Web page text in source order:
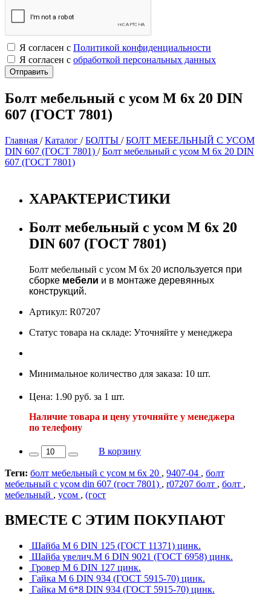
Я согласен с Политикой конфиденциальности
Я согласен с обработкой персональных данных
Болт мебельный с усом М 6х 20 DIN
607 (ГОСТ 7801)
Главная /Каталог /БОЛТЫ /БОЛТ МЕБЕЛЬНЫЙ С УСОМ
DIN 607 (ГОСТ 7801) /Болт мебельный с усом М 6х 20 DIN
607 (ГОСТ 7801)
ХАРАКТЕРИСТИКИ
Болт мебельный с усом М 6х 20
DIN 607 (ГОСТ 7801)
Болт мебельный с усом М 6х 20 используется при
сборке мебели и в монтаже деревянных
конструкций.
Артикул: R07207
Статус товара на складе: Уточняйте у менеджера
Минимальное количество для заказа: 10 шт.
Цена: 1.90 руб. за 1 шт.
Наличие товара и цену уточняйте у менеджера
по телефону
В корзину
Теги: болт мебельный с усом м 6х 20 , 9407-04 , болт
мебельный с усом din 607 (гост 7801) , r07207 болт , болт ,
мебельный , усом , (гост
ВМЕСТЕ С ЭТИМ ПОКУПАЮТ
Шайба М 6 DIN 125 (ГОСТ 11371) цинк.
Шайба увелич.М 6 DIN 9021 (ГОСТ 6958) цинк.
Гровер М 6 DIN 127 цинк.
Гайка М 6 DIN 934 (ГОСТ 5915-70) цинк.
Гайка М 6*8 DIN 934 (ГОСТ 5915-70) цинк.